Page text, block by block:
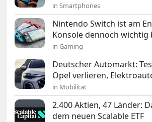
in Smartphones
Nintendo Switch ist am
Konsole dennoch wichtig
in Gaming
Deutscher Automarkt:
Opel verlieren,
in Mobilität
2.400 Aktien, 47 Länder:
dem neuen Scalable ETF